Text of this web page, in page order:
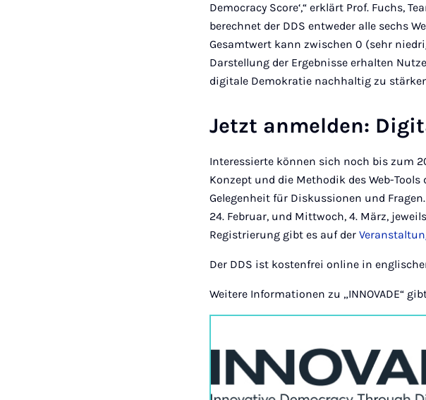
Democracy Score‘,“ erklärt Prof. Fuchs,
berechnet der DDS entweder alle sechs
Gesamtwert kann zwischen 0 (sehr
Darstellung der Ergebnisse erhalten
digitale Demokratie nachhaltig zu
Jetzt anmelden:
Interessierte können sich noch bis zum
Konzept und die Methodik des Web-
Gelegenheit für Diskussionen und
24. Februar, und Mittwoch, 4. März,
Registrierung gibt es auf der
Der DDS ist kostenfrei online in
Weitere Informationen zu „INNOVADE“